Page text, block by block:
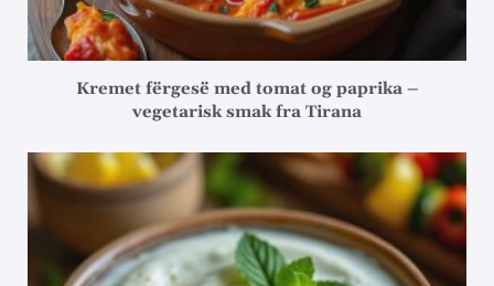
Kremet fërgesë med tomat og paprika –
vegetarisk smak fra Tirana